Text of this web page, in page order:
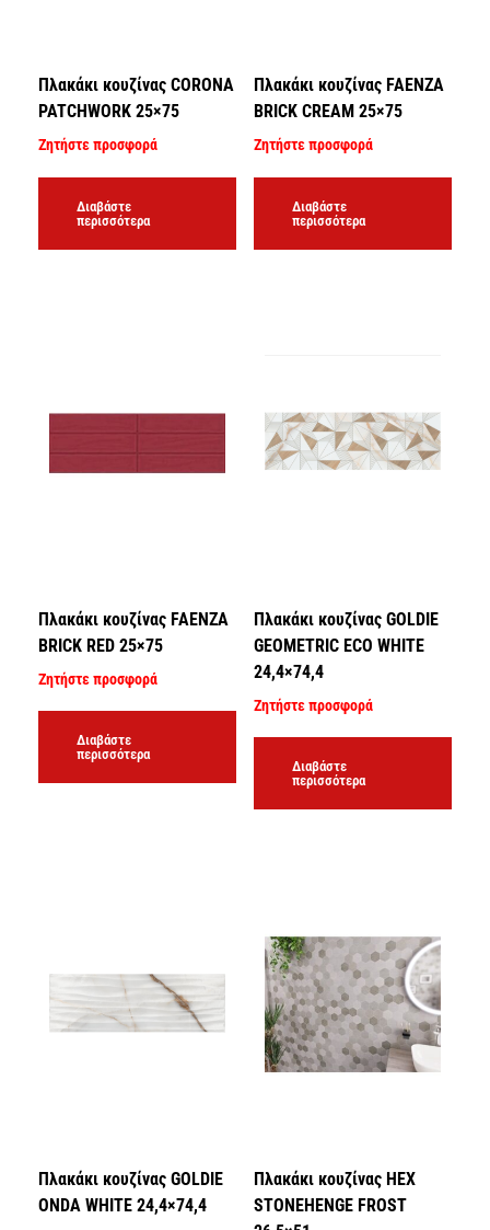
Πλακάκι κουζίνας CORONA
PATCHWORK 25×75
Ζητήστε προσφορά
Διαβάστε
περισσότερα
Πλακάκι κουζίνας FAENZA
BRICK CREAM 25×75
Ζητήστε προσφορά
Διαβάστε
περισσότερα
Πλακάκι κουζίνας FAENZA
BRICK RED 25×75
Ζητήστε προσφορά
Διαβάστε
περισσότερα
Πλακάκι κουζίνας GOLDIE
GEOMETRIC ECO WHITE
24,4×74,4
Ζητήστε προσφορά
Διαβάστε
περισσότερα
Πλακάκι κουζίνας GOLDIE
ONDA WHITE 24,4×74,4
Πλακάκι κουζίνας HEX
STONEHENGE FROST